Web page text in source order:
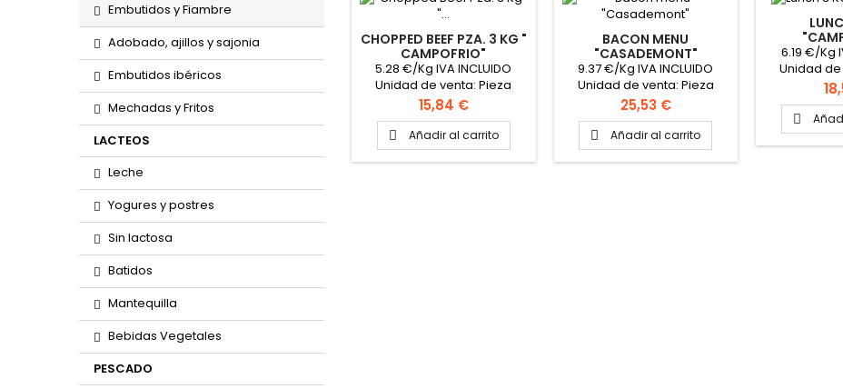
Embutidos y Fiambre
Adobado, ajillos y sajonia
Embutidos ibéricos
Mechadas y Fritos
LACTEOS
Leche
Yogures y postres
Sin lactosa
Batidos
Mantequilla
Bebidas Vegetales
PESCADO
CHOPPED BEEF PZA. 3 KG "
CAMPOFRIO"
5.28 €/Kg IVA INCLUIDO
Unidad de venta: Pieza
Precio de Venta: Pieza Peso
aproximado la pieza 3Kg
Precio
15,84 €
 Añadir al carrito
BACON MENU
"CASADEMONT"
9.37 €/Kg IVA INCLUIDO
Unidad de venta: Pieza
Precio de Venta: Pieza Peso
aproximado la pieza 3Kg
PINCHAR AQUÍ PARA VER
FICHA TÉCNICA
Precio
25,53 €
 Añadir al carrito
6.19 €/Kg
Unidad
Precio de
